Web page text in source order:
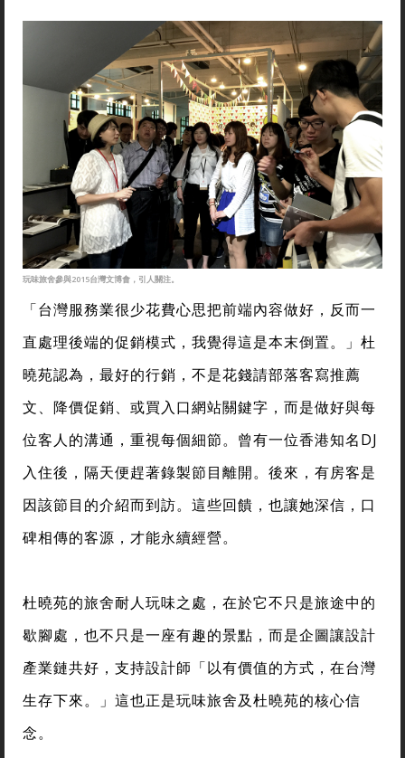
玩味旅舍參與2015台灣文博會，引人關注。
「台灣服務業很少花費心思把前端內容做好，反而一
直處理後端的促銷模式，我覺得這是本末倒置。」杜
曉苑認為，最好的行銷，不是花錢請部落客寫推薦
文、降價促銷、或買入口網站關鍵字，而是做好與每
位客人的溝通，重視每個細節。曾有一位香港知名DJ
入住後，隔天便趕著錄製節目離開。後來，有房客是
因該節目的介紹而到訪。這些回饋，也讓她深信，口
碑相傳的客源，才能永續經營。
杜曉苑的旅舍耐人玩味之處，在於它不只是旅途中的
歇腳處，也不只是一座有趣的景點，而是企圖讓設計
產業鏈共好，支持設計師「以有價值的方式，在台灣
生存下來。」這也正是玩味旅舍及杜曉苑的核心信
念。